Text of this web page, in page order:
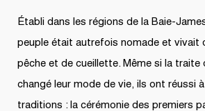
Établi dans les régions de la Baie-
peuple était autrefois nomade et vivait
pêche et de cueillette. Même si la traite
changé leur mode de vie, ils ont réussi
traditions : la cérémonie des premiers